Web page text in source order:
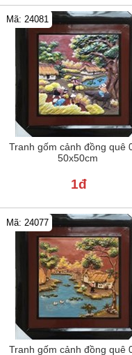
Tranh gốm cảnh đồng quê
50x50cm
Mã: 24081
1đ
Tranh gốm cảnh đồng quê
Mã: 24077